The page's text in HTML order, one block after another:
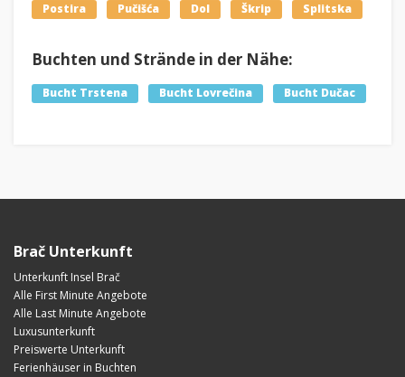
Postira Pučišća Dol Škrip Splitska
Buchten und Strände in der Nähe:
Bucht Trstena Bucht Lovrečina Bucht Dučac
Brač Unterkunft
Unterkunft Insel Brač
Alle First Minute Angebote
Alle Last Minute Angebote
Luxusunterkunft
Preiswerte Unterkunft
Ferienhäuser in Buchten